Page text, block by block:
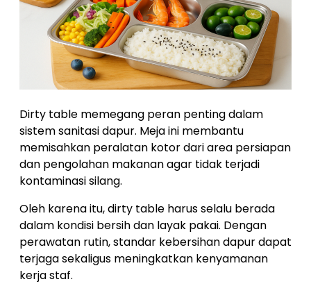
Dirty table memegang peran penting dalam
sistem sanitasi dapur. Meja ini membantu
memisahkan peralatan kotor dari area persiapan
dan pengolahan makanan agar tidak terjadi
kontaminasi silang.
Oleh karena itu, dirty table harus selalu berada
dalam kondisi bersih dan layak pakai. Dengan
perawatan rutin, standar kebersihan dapur dapat
terjaga sekaligus meningkatkan kenyamanan
kerja staf.